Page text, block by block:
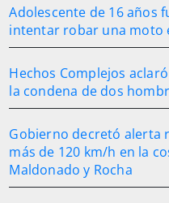
Adolescente de 16 años
intentar robar una moto
Hechos Complejos
la condena de dos
Gobierno decretó alerta
más de 120 km/h en la
Maldonado y Rocha